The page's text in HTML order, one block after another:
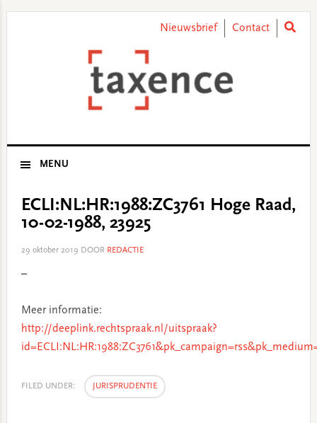
Nieuwsbrief Contact
MENU
ECLI:NL:HR:1988:ZC3761 Hoge Raad,
10-02-1988, 23925
29 oktober 2019 DOOR REDACTIE
–
Meer informatie:
http://deeplink.rechtspraak.nl/uitspraak?
FILED UNDER: JURISPRUDENTIE